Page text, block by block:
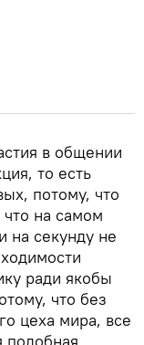
в общении
то есть
потому, что
на самом
на секунду не
ради якобы
что без
цеха мира, все
подобная